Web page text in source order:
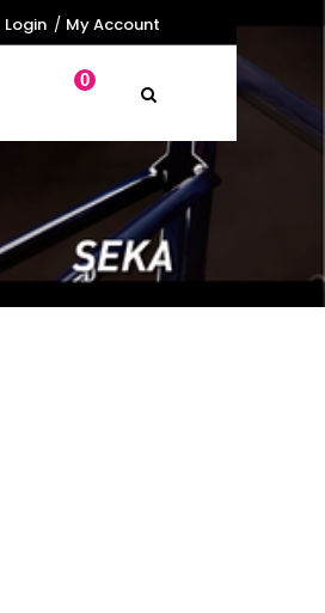
Login My Account
0